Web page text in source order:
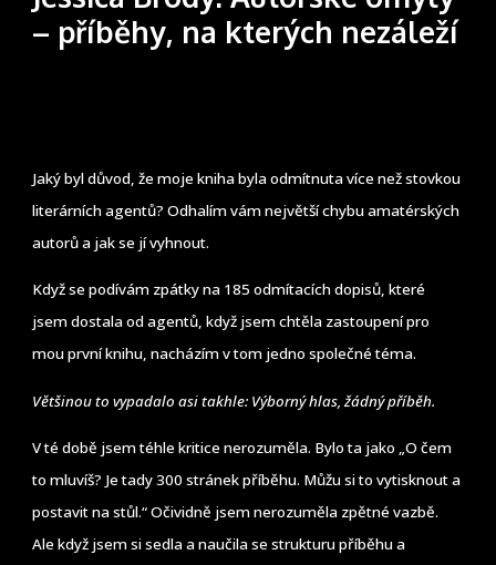
– příběhy, na kterých nezáleží
Jaký byl důvod, že moje kniha byla odmítnuta více než stovkou
literárních agentů? Odhalím vám největší chybu amatérských
autorů a jak se jí vyhnout.
Když se podívám zpátky na 185 odmítacích dopisů, které
jsem dostala od agentů, když jsem chtěla zastoupení pro
mou první knihu, nacházím v tom jedno společné téma.
Většinou to vypadalo asi takhle: Výborný hlas, žádný příběh.
V té době jsem téhle kritice nerozuměla. Bylo ta jako „O čem
to mluvíš? Je tady 300 stránek příběhu. Můžu si to vytisknout a
postavit na stůl.“ Očividně jsem nerozuměla zpětné vazbě.
Ale když jsem si sedla a naučila se strukturu příběhu a